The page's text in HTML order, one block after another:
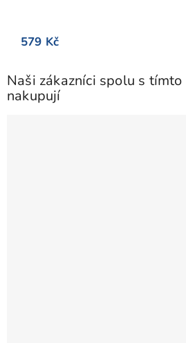
5
579 Kč
Naši zákazníci spolu s
nakupují